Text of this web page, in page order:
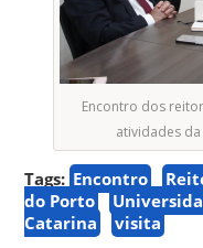
Encontro dos
atividades
Tags: Encontro
do Porto
Catarina
visita